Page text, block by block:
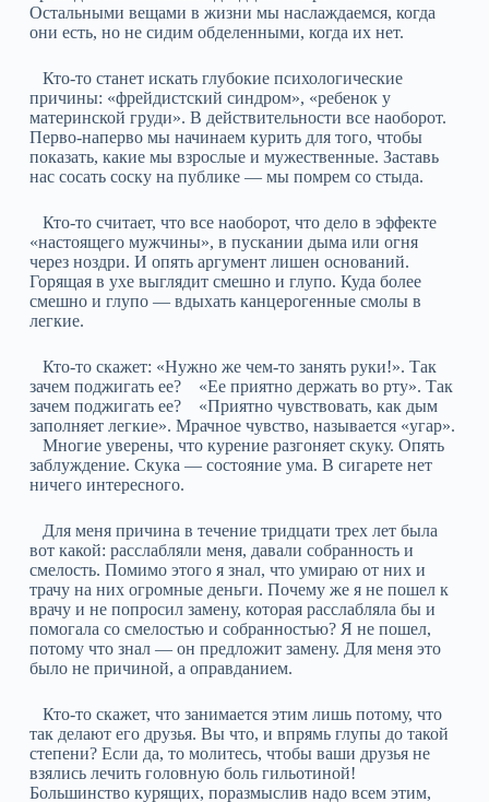
Остальными вещами в жизни мы наслаждаемся, когда
они есть, но не сидим обделенными, когда их нет.
Кто-то станет искать глубокие психологические
причины: «фрейдистский синдром», «ребенок у
материнской груди». В действительности все наоборот.
Перво-наперво мы начинаем курить для того, чтобы
показать, какие мы взрослые и мужественные. Заставь
нас сосать соску на публике — мы помрем со стыда.
Кто-то считает, что все наоборот, что дело в эффекте
«настоящего мужчины», в пускании дыма или огня
через ноздри. И опять аргумент лишен оснований.
Горящая в ухе выглядит смешно и глупо. Куда более
смешно и глупо — вдыхать канцерогенные смолы в
легкие.
Кто-то скажет: «Нужно же чем-то занять руки!». Так
зачем поджигать ее? «Ее приятно держать во рту». Так
зачем поджигать ее? «Приятно чувствовать, как дым
заполняет легкие». Мрачное чувство, называется «угар».
Многие уверены, что курение разгоняет скуку. Опять
заблуждение. Скука — состояние ума. В сигарете нет
ничего интересного.
Для меня причина в течение тридцати трех лет была
вот какой: расслабляли меня, давали собранность и
смелость. Помимо этого я знал, что умираю от них и
трачу на них огромные деньги. Почему же я не пошел к
врачу и не попросил замену, которая расслабляла бы и
помогала со смелостью и собранностью? Я не пошел,
потому что знал — он предложит замену. Для меня это
было не причиной, а оправданием.
Кто-то скажет, что занимается этим лишь потому, что
так делают его друзья. Вы что, и впрямь глупы до такой
степени? Если да, то молитесь, чтобы ваши друзья не
взялись лечить головную боль гильотиной!
Большинство курящих, поразмыслив надо всем этим,